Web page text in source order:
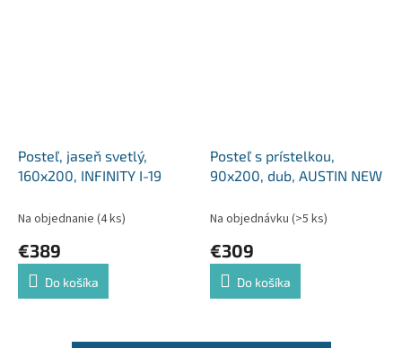
Posteľ, jaseň svetlý,
160x200, INFINITY I-19
Na objednanie (4 ks)
€389
Do košíka
Posteľ s prístelkou,
90x200, dub, AUSTIN NEW
Na objednávku (>5 ks)
€309
Do košíka